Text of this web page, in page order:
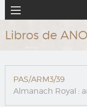
al
contenido
principal
Navegación
principal
Libros de
PAS/ARM3/39
Almanach Royal :